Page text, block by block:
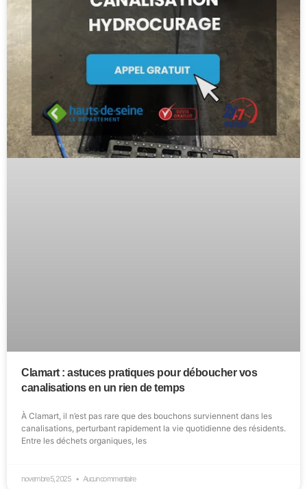
Clamart : astuces pratiques pour déboucher vos
canalisations en un rien de temps
À Clamart, il n’est pas rare que des bouchons surviennent dans les
canalisations, perturbant rapidement la vie quotidienne des résidents.
Entre les déchets organiques, les
novembre 5, 2025 Aucun commentaire